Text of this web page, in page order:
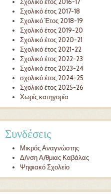
Σχολικό έτος 2016-17
Σχολικό έτος 2017-18
Σχολικό Έτος 2018-19
Σχολικό έτος 2019-20
Σχολικό έτος 2020-21
Σχολικό έτος 2021-22
Σχολικό έτος 2022-23
Σχολικό έτος 2023-24
σχολικό έτος 2024-25
Σχολικό έτος 2025-26
Χωρίς κατηγορία
Συνδέσεις
Μικρός Αναγνώστης
Δ/νση Α/θμιας Καβάλας
Ψηφιακό Σχολείο